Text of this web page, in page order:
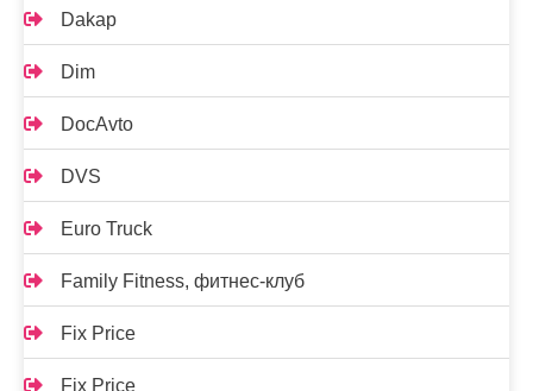
Dakap
Dim
DocAvto
DVS
Euro Truck
Family Fitness, фитнес-клуб
Fix Price
Fix Price